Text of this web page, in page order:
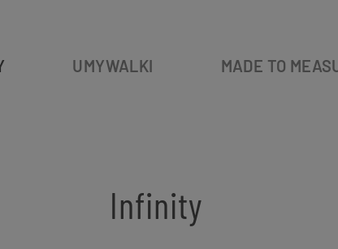
UMYWALKI MADE TO
Infinity